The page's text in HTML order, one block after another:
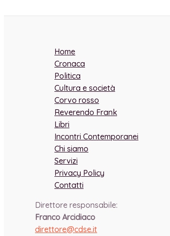
Home
Cronaca
Politica
Cultura e società
Corvo rosso
Reverendo Frank
Libri
Incontri Contemporanei
Chi siamo
Servizi
Privacy Policy
Contatti
Direttore responsabile:
Franco Arcidiaco
direttore@cdse.it